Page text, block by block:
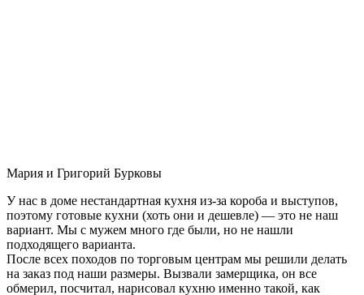
Мария и Григорий Бурковы
У нас в доме нестандартная кухня из-за короба и выступов,
поэтому готовые кухни (хоть они и дешевле) — это не наш
вариант. Мы с мужем много где были, но не нашли
подходящего варианта.
После всех походов по торговым центрам мы решили делать
на заказ под наши размеры. Вызвали замерщика, он все
обмерил, посчитал, нарисовал кухню именно такой, как